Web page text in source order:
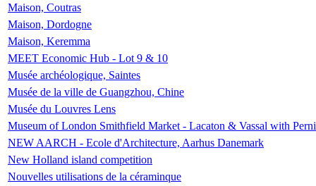
Maison, Coutras
Maison, Dordogne
Maison, Keremma
MEET Economic Hub - Lot 9 & 10
Musée archéologique, Saintes
Musée de la ville de Guangzhou, Chine
Musée du Louvres Lens
Museum of London Smithfield Market - Lacaton & Vassal with
NEW AARCH - Ecole d'Architecture, Aarhus Danemark
New Holland island competition
Nouvelles utilisations de la céraminque